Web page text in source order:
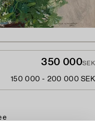
350 000SEK
150 000 - 200 000 SEK